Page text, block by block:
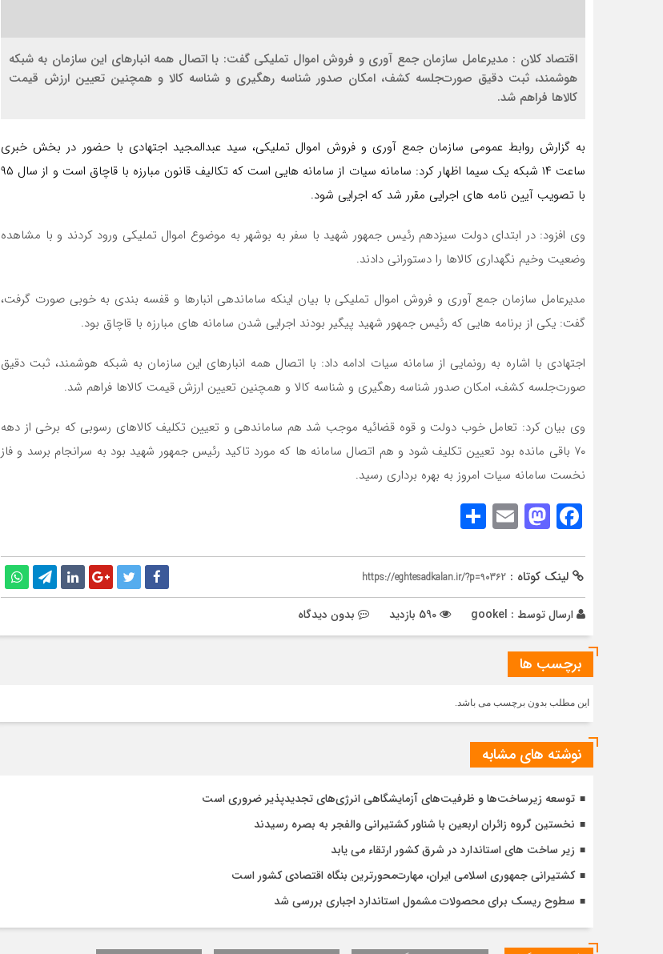
اقتصاد کلان : مدیرعامل سازمان جمع آوری و فروش اموال تملیکی گفت: با اتصال همه انبارهای این سازمان به شبکه
هوشمند، ثبت دقیق صورت‌جلسه کشف، امکان صدور شناسه رهگیری و شناسه کالا و همچنین تعیین ارزش قیمت
کالاها فراهم شد.
به گزارش روابط عمومی سازمان جمع آوری و فروش اموال تملیکی، سید عبدالمجید اجتهادی با حضور در بخش خبری
ساعت ۱۴ شبکه یک سیما اظهار کرد: سامانه سیات از سامانه هایی است که تکالیف قانون مبارزه با قاچاق است و از سال ۹۵
با تصویب آیین نامه های اجرایی مقرر شد که اجرایی شود.
وی افزود: در ابتدای دولت سیزدهم رئیس جمهور شهید با سفر به بوشهر به موضوع اموال تملیکی ورود کردند و با مشاهده
وضعیت وخیم نگهداری کالاها را دستورانی دادند.
مدیرعامل سازمان جمع آوری و فروش اموال تملیکی با بیان اینکه ساماندهی انبارها و قفسه بندی به خوبی صورت گرفت،
گفت: یکی از برنامه هایی که رئیس جمهور شهید پیگیر بودند اجرایی شدن سامانه های مبارزه با قاچاق بود.
اجتهادی با اشاره به رونمایی از سامانه سیات ادامه داد: با اتصال همه انبارهای این سازمان به شبکه هوشمند، ثبت دقیق
صورت‌جلسه کشف، امکان صدور شناسه رهگیری و شناسه کالا و همچنین تعیین ارزش قیمت کالاها فراهم شد.
وی بیان کرد: تعامل خوب دولت و قوه قضائیه موجب شد هم ساماندهی و تعیین تکلیف کالاهای رسوبی که برخی از دهه
۷۰ باقی مانده بود تعیین تکلیف شود و هم اتصال سامانه ها که مورد تاکید رئیس جمهور شهید بود به سرانجام برسد و فاز
نخست سامانه سیات امروز به بهره برداری رسید.
Facebook
Mastodon
Email
لینک کوتاه : https://eghtesadkalan.ir/?p=90362
ارسال توسط : gookel بدون دیدگاه
برچسب ها
این مطلب بدون برچسب می باشد.
نوشته های مشابه
توسعه زیرساخت‌ها و ظرفیت‌های آزمایشگاهی انرژی‌های تجدیدپذیر ضروری است
نخستین گروه زائران اربعین با شناور کشتیرانی والفجر به بصره رسیدند
زیر ساخت های استاندارد در شرق کشور ارتقاء می یابد
کشتیرانی جمهوری اسلامی ایران، مهارت‌محورترین بنگاه اقتصادی کشور است
سطوح ریسک برای محصولات مشمول استاندارد اجباری بررسی شد